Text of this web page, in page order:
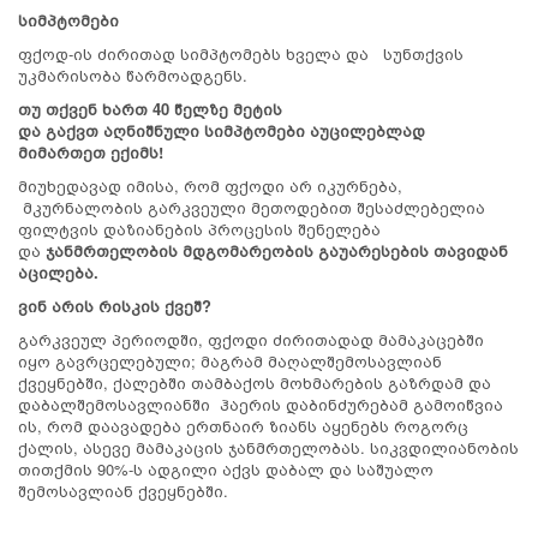
სიმპტომები
ფქოდ-ის ძირითად სიმპტომებს ხველა და სუნთქვის
უკმარისობა წარმოადგენს.
თუ თქვენ ხართ 40 წელზე მეტის
და გაქვთ აღნიშნული სიმპტომები აუცილებლად
მიმართეთ ექიმს!
მიუხედავად იმისა, რომ ფქოდი არ იკურნება,
მკურნალობის გარკვეული მეთოდებით შესაძლებელია
ფილტვის დაზიანების პროცესის შენელება
და ჯანმრთელობის მდგომარეობის გაუარესების თავიდან
აცილება.
ვინ არის რისკის ქვეშ?
გარკვეულ პერიოდში, ფქოდი ძირითადად მამაკაცებში
იყო გავრცელებული; მაგრამ მაღალშემოსავლიან
ქვეყნებში, ქალებში თამბაქოს მოხმარების გაზრდამ და
დაბალშემოსავლიანში ჰაერის დაბინძურებამ გამოიწვია
ის, რომ დაავადება ერთნაირ ზიანს აყენებს როგორც
ქალის, ასევე მამაკაცის ჯანმრთელობას. სიკვდილიანობის
თითქმის 90%-ს ადგილი აქვს დაბალ და საშუალო
შემოსავლიან ქვეყნებში.